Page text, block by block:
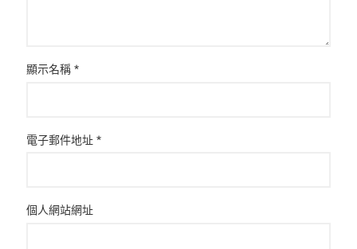
顯示名稱 *
電子郵件地址 *
個人網站網址